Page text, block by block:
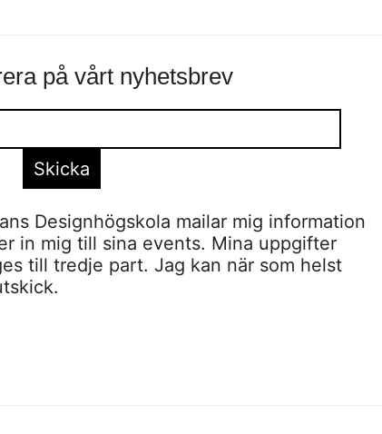
på vårt nyhetsbrev
Designhögskola mailar mig information
in mig till sina events. Mina uppgifter
till tredje part. Jag kan när som helst